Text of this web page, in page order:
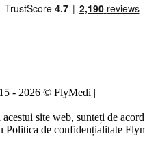
- 2026 © FlyMedi |
site web, sunteți de
Politica de confidențialitate